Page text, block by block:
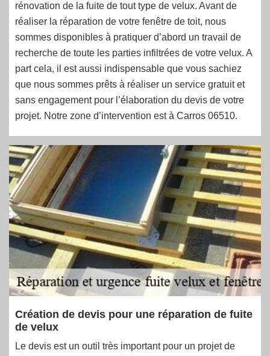
rénovation de la fuite de tout type de velux. Avant de
réaliser la réparation de votre fenêtre de toit, nous
sommes disponibles à pratiquer d’abord un travail de
recherche de toute les parties infiltrées de votre velux. A
part cela, il est aussi indispensable que vous sachiez
que nous sommes prêts à réaliser un service gratuit et
sans engagement pour l’élaboration du devis de votre
projet. Notre zone d’intervention est à Carros 06510.
Création de devis pour une réparation de fuite
de velux
Le devis est un outil très important pour un projet de